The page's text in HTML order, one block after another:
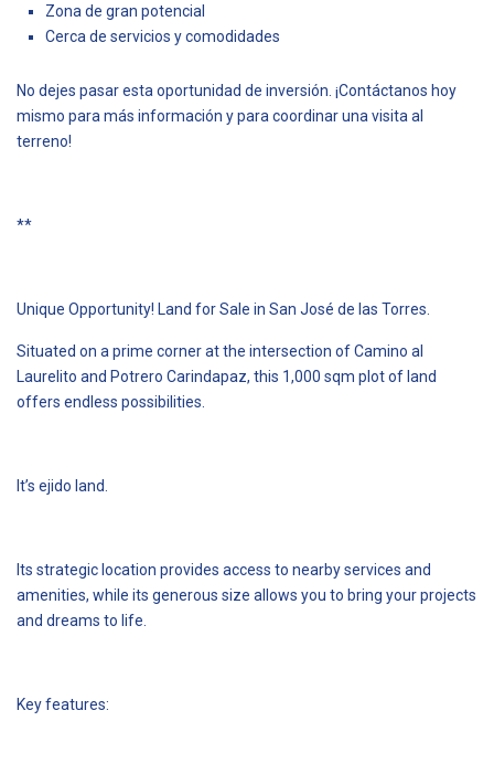
Zona de gran potencial
Cerca de servicios y comodidades
No dejes pasar esta oportunidad de inversión. ¡Contáctanos hoy
mismo para más información y para coordinar una visita al
terreno!
**
Unique Opportunity! Land for Sale in San José de las Torres.
Situated on a prime corner at the intersection of Camino al
Laurelito and Potrero Carindapaz, this 1,000 sqm plot of land
offers endless possibilities.
It’s ejido land.
Its strategic location provides access to nearby services and
amenities, while its generous size allows you to bring your projects
and dreams to life.
Key features: